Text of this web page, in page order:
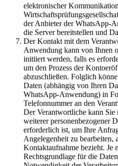
elektronischer
der Anbieter der WhatsApp-
die Server bereitstellen und
Der Kontakt mit dem
Anwendung kann von Ihnen
initiiert werden, falls es
um den Prozess der
abzuschließen. Folglich
Daten (abhängig von Ihren
WhatsApp-Anwendung) in
Telefonnummer an den
Der Verantwortliche kann Sie
weiterer personenbezogener
erforderlich ist, um Ihre
Angelegenheit zu bearbeiten,
Kontaktaufnahme bezieht. Je
Rechtsgrundlage für die